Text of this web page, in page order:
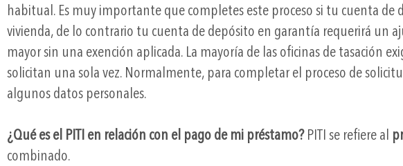
habitual. Es muy importante que completes este proceso si tu cuenta
vivienda, de lo contrario tu cuenta de depósito en garantía requerirá un
mayor sin una exención aplicada. La mayoría de las oficinas de tasación
solicitan una sola vez. Normalmente, para completar el proceso de
algunos datos personales.
¿Qué es el PITI en relación con el pago de mi préstamo?PITI se refiere al
combinado.